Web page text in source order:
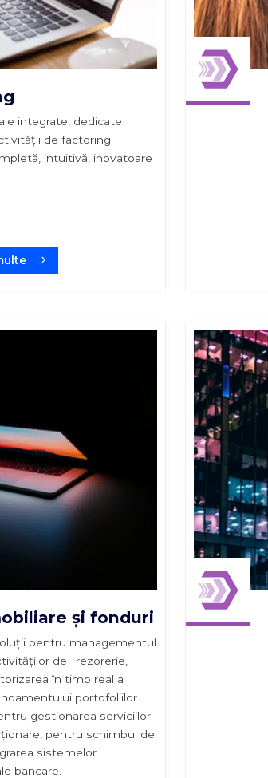
integrate, dedicate
de factoring.
intuitivă, inovatoare
și fonduri
pentru managementul
de Trezorerie,
în timp real a
portofoliilor
gestionarea serviciilor
pentru schimbul de
sistemelor
bancare.